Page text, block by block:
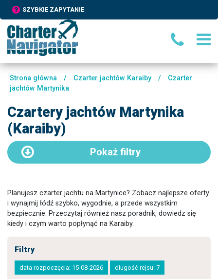
SZYBKIE ZAPYTANIE
Strona główna / Czarter jachtów Karaiby /
Czarter
jachtów Martynika
Czartery jachtów Martynika
(Karaiby)
Pokaż filtry
Planujesz czarter jachtu na Martynice? Zobacz najlepsze oferty
i wynajmij łódź szybko, wygodnie, a przede wszystkim
bezpiecznie. Przeczytaj również nasz poradnik, dowiedz się
kiedy i czym warto popłynąć na Karaiby.
Filtry
data rozpoczęcia: 15-08-2026 długość rejsu: 7